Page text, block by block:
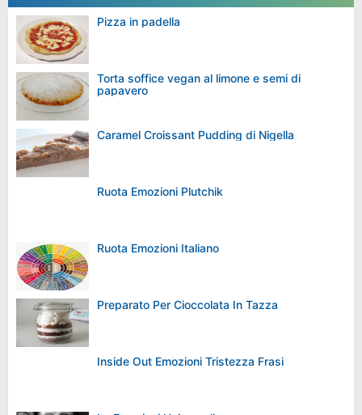
Pizza in padella
Torta soffice vegan al limone e semi di
papavero
Caramel Croissant Pudding di Nigella
Ruota Emozioni Plutchik
Ruota Emozioni Italiano
Preparato Per Cioccolata In Tazza
Inside Out Emozioni Tristezza Frasi